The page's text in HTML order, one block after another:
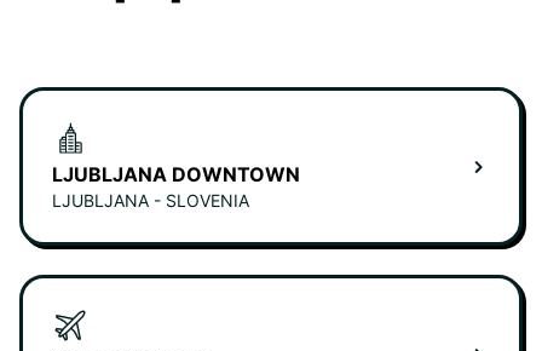
LJUBLJANA DOWNTOWN
LJUBLJANA - SLOVENIA